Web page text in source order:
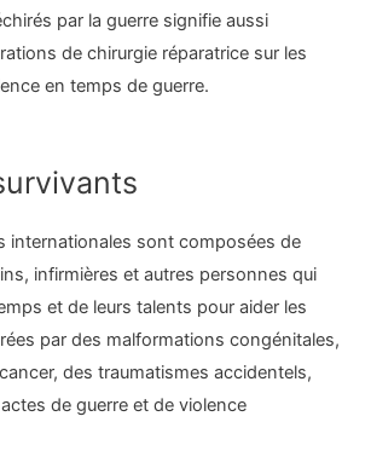
par la guerre signifie aussi
de chirurgie réparatrice sur les
en temps de guerre.
internationales sont composées de
infirmières et autres personnes qui
et de leurs talents pour aider les
par des malformations congénitales,
des traumatismes accidentels,
de guerre et de violence